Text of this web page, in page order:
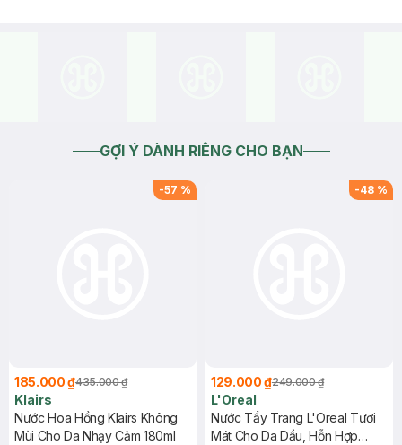
GỢI Ý DÀNH RIÊNG CHO BẠN
-57 %
185.000 ₫435.000 ₫
Klairs
Nước Hoa Hồng Klairs Không
Mùi Cho Da Nhạy Cảm 180ml
-48 %
129.000 ₫249.000 ₫
L'Oreal
Nước Tẩy Trang L'Oreal Tươi
Mát Cho Da Dầu, Hỗn Hợp